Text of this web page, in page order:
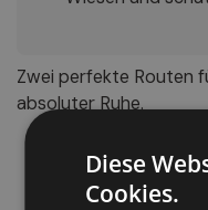
Zwei perfekte Routen
absoluter Ruhe.
Diese
Cookies.